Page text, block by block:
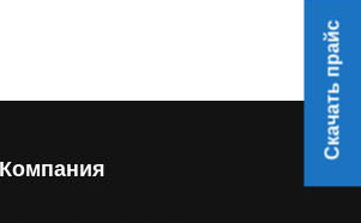
Компания
Скачать прайс